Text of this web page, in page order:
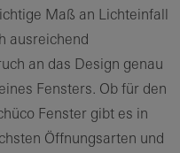
Maß an Lichteinfall
ausreichend
an das Design genau
Fensters. Ob für den
Fenster gibt es in
Öffnungsarten und